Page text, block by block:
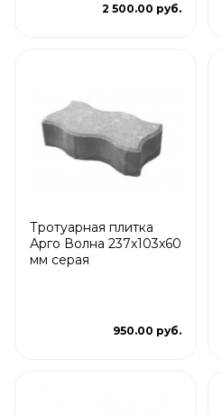
2 500.00 руб.
Тротуарная плитка
Арго Волна 237x103x60
мм серая
950.00 руб.